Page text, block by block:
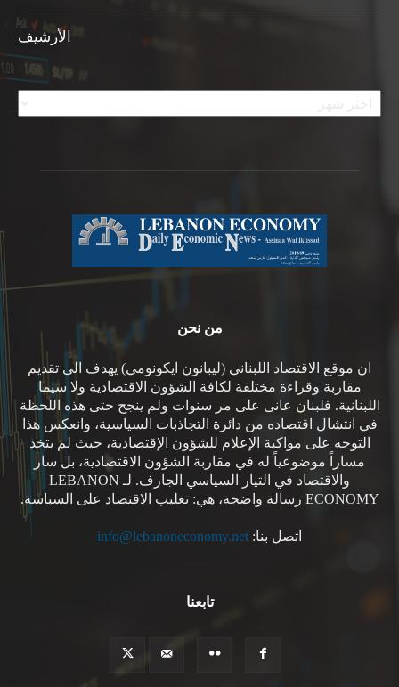
الأرشيف
الأرشيف
من نحن
ان موقع الاقتصاد اللبناني (ليبانون ايكونومي) يهدف الى تقديم
مقاربة وقراءة مختلفة لكافة الشؤون الاقتصادية ولا سيما
اللبنانية. فلبنان عانى على مر سنوات ولم ينجح حتى هذه اللحظة
في انتشال اقتصاده من دائرة التجاذبات السياسية، وانعكس هذا
التوجه على مواكبة الإعلام للشؤون الإقتصادية، حيث لم يتخذ
مساراً موضوعياً له في مقاربة الشؤون الاقتصادية، بل سار
والاقتصاد في التيار السياسي الجارف. لـ LEBANON
ECONOMY رسالة واضحة، هي: تغليب الاقتصاد على السياسة.
اتصل بنا: info@lebanoneconomy.net
تابعنا